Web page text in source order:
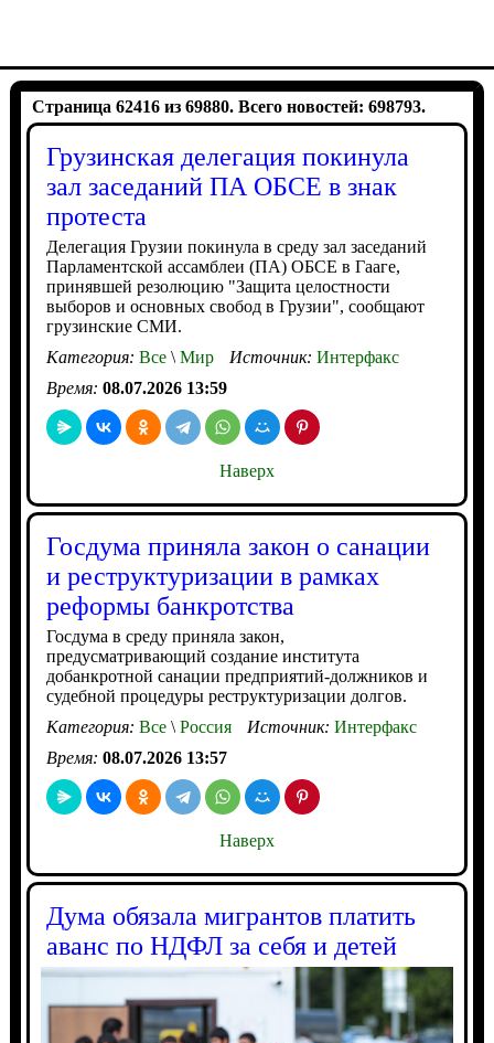
Страница 62416 из 69880. Всего новостей: 698793.
Грузинская делегация покинула
зал заседаний ПА ОБСЕ в знак
протеста
Делегация Грузии покинула в среду зал заседаний
Парламентской ассамблеи (ПА) ОБСЕ в Гааге,
принявшей резолюцию "Защита целостности
выборов и основных свобод в Грузии", сообщают
грузинские СМИ.
Категория: Все\Мир Источник: Интерфакс
Время: 08.07.2026 13:59
Наверх
Госдума приняла закон о санации
и реструктуризации в рамках
реформы банкротства
Госдума в среду приняла закон,
предусматривающий создание института
добанкротной санации предприятий-должников и
судебной процедуры реструктуризации долгов.
Категория: Все\Россия Источник: Интерфакс
Время: 08.07.2026 13:57
Наверх
Дума обязала мигрантов платить
аванс по НДФЛ за себя и детей